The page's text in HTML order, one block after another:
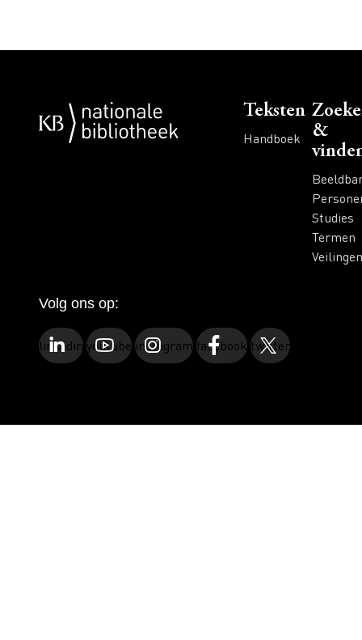
Voet
Teksten
Handboek
&
Studies
Termen
Veilingen
Volg ons op:
linkedinyoutubeinstagramfacebooktwitter